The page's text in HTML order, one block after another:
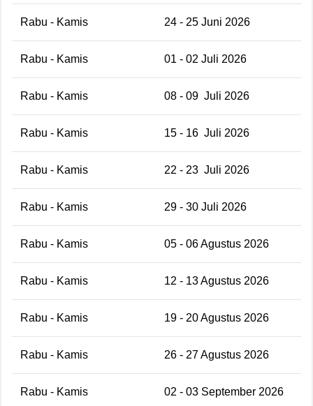
Rabu - Kamis 24 - 25 Juni 2026
Rabu - Kamis 01 - 02 Juli 2026
Rabu - Kamis 08 - 09 Juli 2026
Rabu - Kamis 15 - 16 Juli 2026
Rabu - Kamis 22 - 23 Juli 2026
Rabu - Kamis 29 - 30 Juli 2026
Rabu - Kamis 05 - 06 Agustus 2026
Rabu - Kamis 12 - 13 Agustus 2026
Rabu - Kamis 19 - 20 Agustus 2026
Rabu - Kamis 26 - 27 Agustus 2026
Rabu - Kamis 02 - 03 September 2026